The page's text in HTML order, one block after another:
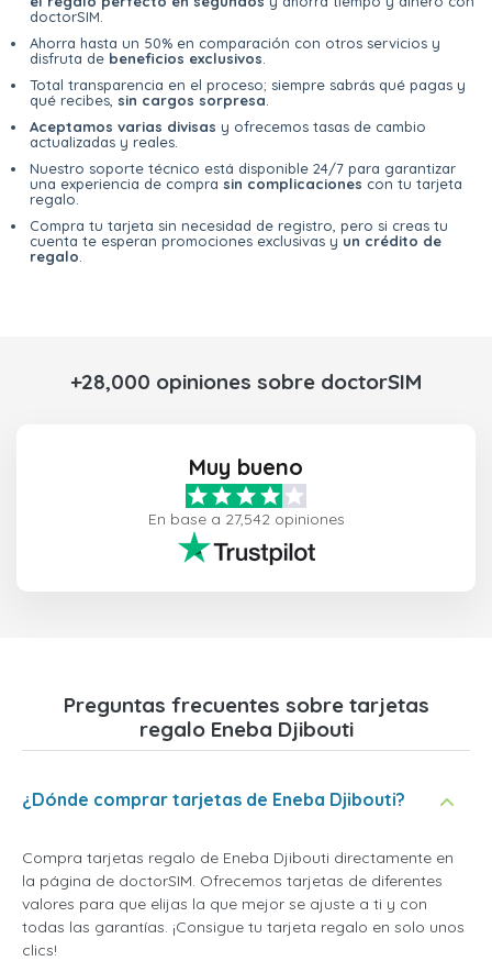
doctorSIM.
Ahorra hasta un 50% en comparación con otros servicios y
disfruta de beneficios exclusivos
Total transparencia en el proceso; siempre sabrás qué pagas y
qué recibes, sin cargos sorpresa
Aceptamos varias divisas y ofrecemos tasas de cambio
actualizadas y reales.
Nuestro soporte técnico está disponible 24/7 para garantizar
una experiencia de compra sin complicaciones con tu tarjeta
regalo.
Compra tu tarjeta sin necesidad de registro, pero si creas tu
cuenta te esperan promociones exclusivas y un crédito de
regalo
+28,000 opiniones sobre doctorSIM
Muy bueno
En base a 27,542 opiniones
Preguntas frecuentes sobre tarjetas
regalo Eneba Djibouti
¿Dónde comprar tarjetas de Eneba Djibouti?
Compra tarjetas regalo de Eneba Djibouti directamente en
la página de doctorSIM. Ofrecemos tarjetas de diferentes
valores para que elijas la que mejor se ajuste a ti y con
todas las garantías. ¡Consigue tu tarjeta regalo en solo unos
clics!